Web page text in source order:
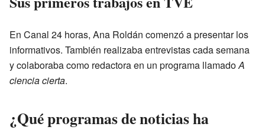
En Canal 24 horas, Ana Roldán comenzó a presentar los
informativos. También realizaba entrevistas cada semana
y colaboraba como redactora en un programa llamadoA
ciencia cierta.
¿Qué programas de noticias ha